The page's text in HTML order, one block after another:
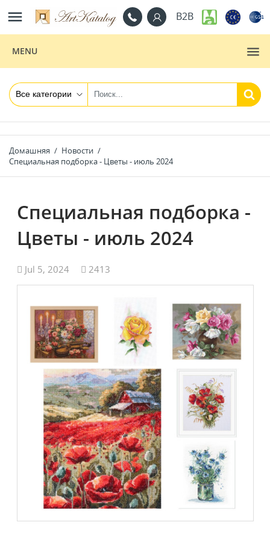
 B2B
MENU
Домашняя
Новости
Специальная подборка - Цветы - июль 2024
Специальная подборка -
Цветы - июль 2024
Jul 5, 2024 2413